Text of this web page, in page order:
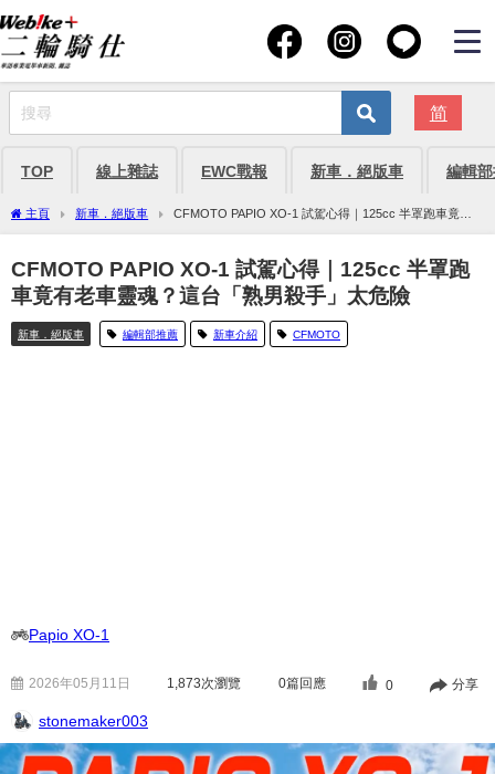
简
TOP 線上雜誌 EWC戰報 新車．絕版車 編輯
主頁 新車．絕版車
CFMOTO PAPIO XO-1 試駕心得｜125cc 半罩跑車竟有
老車靈魂？這台「熟男殺手」太危險
CFMOTO PAPIO XO-1 試駕心得｜125cc 半罩跑
車竟有老車靈魂？這台「熟男殺手」太危險
新車．絕版車 編輯部推薦 新車介紹 CFMOTO
Papio XO-1
2026年05月11日 1,873次瀏覽 0篇回應 0 分享
stonemaker003